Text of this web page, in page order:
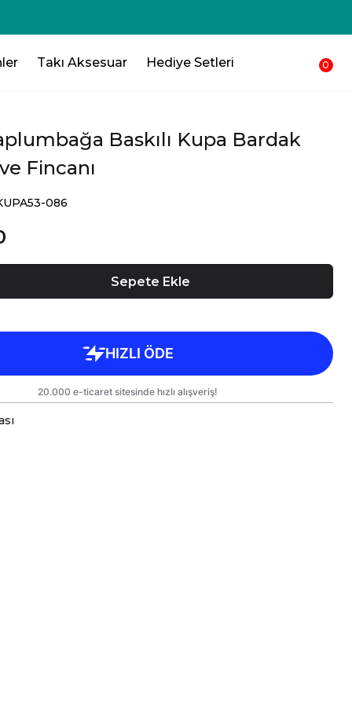
💸 Sepetinden düşsün !!!💸
Takı Aksesuar Hediye Setleri 0
Baskılı Kupa Bardak
Fincanı
086
Sepete Ekle